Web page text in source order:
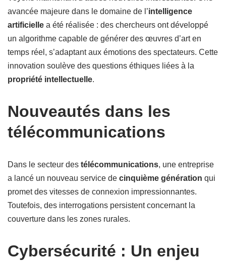
avancée majeure dans le domaine de l’intelligence
artificielle a été réalisée : des chercheurs ont développé
un algorithme capable de générer des œuvres d’art en
temps réel, s’adaptant aux émotions des spectateurs. Cette
innovation soulève des questions éthiques liées à la
propriété intellectuelle.
Nouveautés dans les
télécommunications
Dans le secteur des télécommunications, une entreprise
a lancé un nouveau service de cinquième génération qui
promet des vitesses de connexion impressionnantes.
Toutefois, des interrogations persistent concernant la
couverture dans les zones rurales.
Cybersécurité : Un enjeu